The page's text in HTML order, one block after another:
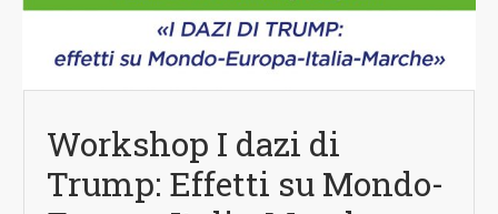
Workshop I dazi di
Trump: Effetti su Mondo-